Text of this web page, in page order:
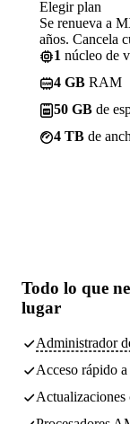
Elegir plan
Se renueva a
años. Cancela
1 núcleo de
4 GB RAM
50 GB de
4 TB de
Todo lo que
lugar
Administrador
Acceso rápido